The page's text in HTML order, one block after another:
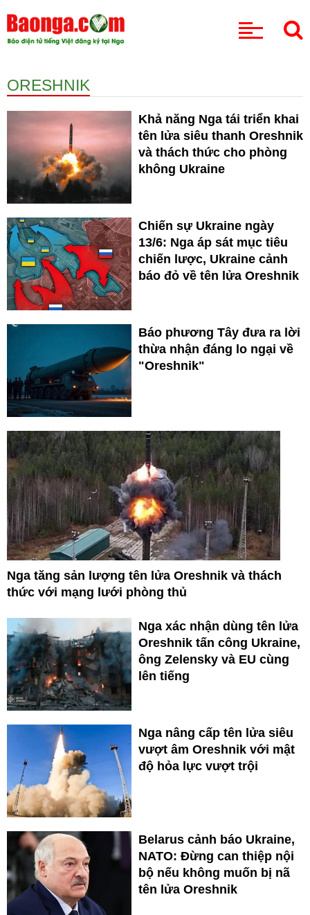
ORESHNIK
Khả năng Nga tái triển khai
tên lửa siêu thanh Oreshnik
và thách thức cho phòng
không Ukraine
Chiến sự Ukraine ngày
13/6: Nga áp sát mục tiêu
chiến lược, Ukraine cảnh
báo đỏ về tên lửa Oreshnik
Báo phương Tây đưa ra lời
thừa nhận đáng lo ngại về
"Oreshnik"
Nga tăng sản lượng tên lửa Oreshnik và thách
thức với mạng lưới phòng thủ
Nga xác nhận dùng tên lửa
Oreshnik tấn công Ukraine,
ông Zelensky và EU cùng
lên tiếng
Nga nâng cấp tên lửa siêu
vượt âm Oreshnik với mật
độ hỏa lực vượt trội
Belarus cảnh báo Ukraine,
NATO: Đừng can thiệp nội
bộ nếu không muốn bị nã
tên lửa Oreshnik